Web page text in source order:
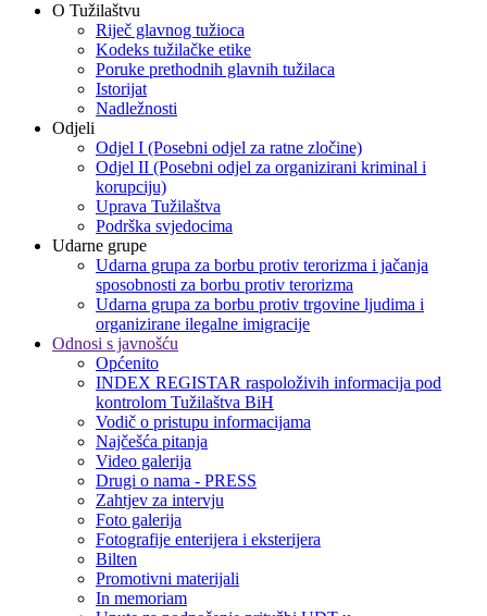
O Tužilaštvu
Riječ glavnog tužioca
Kodeks tužilačke etike
Poruke prethodnih glavnih tužilaca
Istorijat
Nadležnosti
Odjeli
Odjel I (Posebni odjel za ratne zločine)
Odjel II (Posebni odjel za organizirani kriminal i
korupciju)
Uprava Tužilaštva
Podrška svjedocima
Udarne grupe
Udarna grupa za borbu protiv terorizma i jačanja
sposobnosti za borbu protiv terorizma
Udarna grupa za borbu protiv trgovine ljudima i
organizirane ilegalne imigracije
Odnosi s javnošću
Općenito
INDEX REGISTAR raspoloživih informacija pod
kontrolom Tužilaštva BiH
Vodič o pristupu informacijama
Najčešća pitanja
Video galerija
Drugi o nama - PRESS
Zahtjev za intervju
Foto galerija
Fotografije enterijera i eksterijera
Bilten
Promotivni materijali
In memoriam